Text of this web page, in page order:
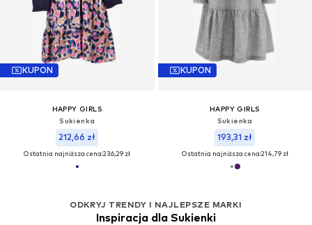
KUPON
HAPPY GIRLS
Sukienka
212,66 zł
Ostatnia najniższa cena:236,29 zł
KUPON
HAPPY GIRLS
Sukienka
193,31 zł
Ostatnia najniższa cena:214,79 zł
ODKRYJ TRENDY I NAJLEPSZE MARKI
Inspiracja dla Sukienki